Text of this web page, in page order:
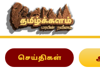
செய்திகள்